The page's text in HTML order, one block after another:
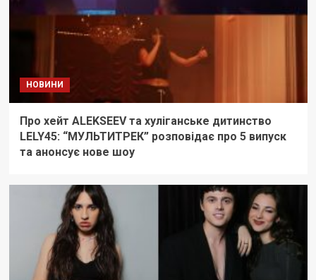
НОВИНИ
Про хейт ALEKSEEV та хуліганське дитинство
LELY45: “МУЛЬТИТРЕК” розповідає про 5 випуск
та анонсує нове шоу